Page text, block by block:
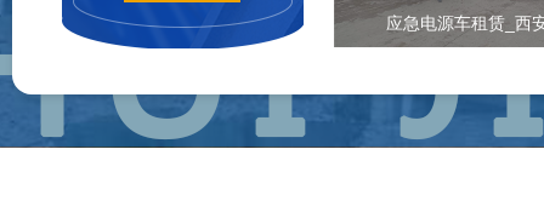
应急电源车租赁_西